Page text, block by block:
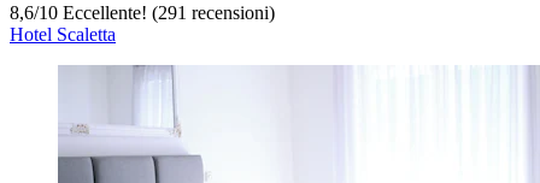
8,6/10 Eccellente! (291 recensioni)
Hotel Scaletta